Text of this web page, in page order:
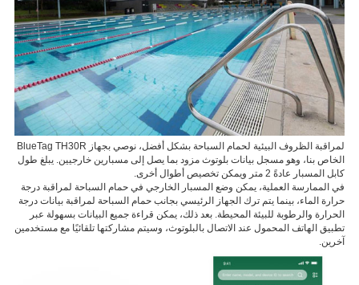
اتصل
العربية
لمراقبة الظروف البيئية لحمام السباحة بشكل أفضل، نوصي بجهاز BlueTag TH30R
الخاص بنا، وهو مسجل بيانات بلوتوث مزود بما يصل إلى مسبارين خارجيين. يبلغ طول
كابل المسبار عادةً 2 متر ويمكن تخصيص أطوال أخرى.
في الممارسة العملية، يمكن وضع المسبار الخارجي في حمام السباحة لمراقبة درجة
حرارة الماء، بينما يتم ترك الجهاز الرئيسي بجانب حمام السباحة لمراقبة بيانات درجة
الحرارة والرطوبة للبيئة المحيطة. بعد ذلك، يمكن قراءة جميع البيانات بسهولة عبر
تطبيق الهاتف المحمول عند الاتصال بالبلوتوث، وسيتم مشاركتها تلقائيًا مع مستخدمين
آخرين.